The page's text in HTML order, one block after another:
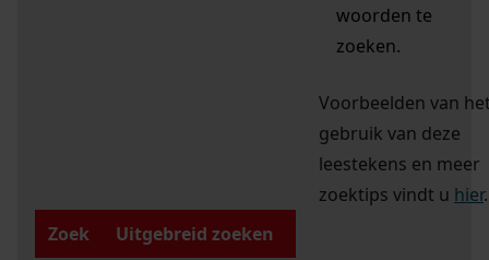
woorden te
zoeken.
Voorbeelden van
gebruik van deze
leestekens en meer
zoektips vindt u hier.
Zoek
Uitgebreid zoeken